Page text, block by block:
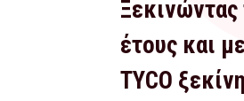
έτους και
TYCO